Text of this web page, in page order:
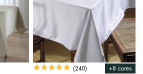
+8 cores
(240)